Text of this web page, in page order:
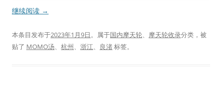
继续阅读 →
本条目发布于2023年1月9日。属于国内摩天轮、 摩天轮收录分类，被
贴了 MOMO汤、 杭州 、 浙江、 良渚标签。